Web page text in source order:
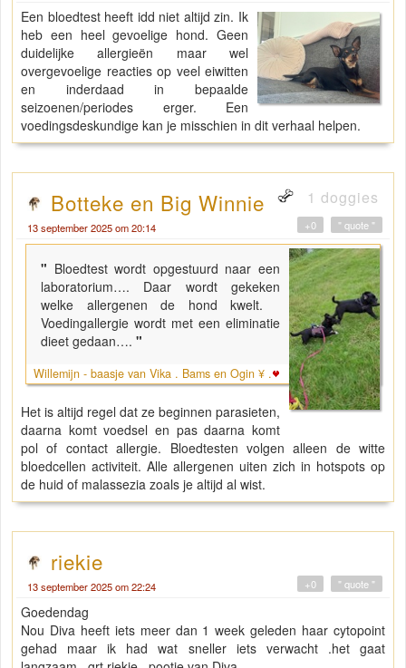
Een bloedtest heeft idd niet altijd zin. Ik
heb een heel gevoelige hond. Geen
duidelijke allergieën maar wel
overgevoelige reacties op veel eiwitten
en inderdaad in bepaalde
seizoenen/periodes erger. Een
voedingsdeskundige kan je misschien in dit verhaal helpen.
Botteke en Big Winnie 1 doggies
13 september 2025 om 20:14 " quote "
+0
" Bloedtest wordt opgestuurd naar een
laboratorium…. Daar wordt gekeken
welke allergenen de hond kwelt.
Voedingallergie wordt met een eliminatie
dieet gedaan…. "
Willemijn - baasje van Vika . Bams en Ogin ¥ .
Het is altijd regel dat ze beginnen parasieten,
daarna komt voedsel en pas daarna komt
pol of contact allergie. Bloedtesten volgen alleen de witte
bloedcellen activiteit. Alle allergenen uiten zich in hotspots op
de huid of malassezia zoals je altijd al wist.
riekie
13 september 2025 om 22:24 " quote "
+0
Goedendag
Nou Diva heeft iets meer dan 1 week geleden haar cytopoint
gehad maar ik had wat sneller iets verwacht .het gaat